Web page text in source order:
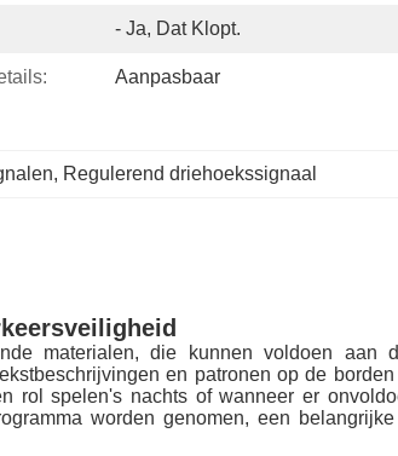
- Ja, Dat Klopt.
Aanpasbaar
, Regulerend driehoekssignaal
materialen, die kunnen voldoen aan
en patronen op de
rol spelen's nachts of wanneer er
worden genomen, een